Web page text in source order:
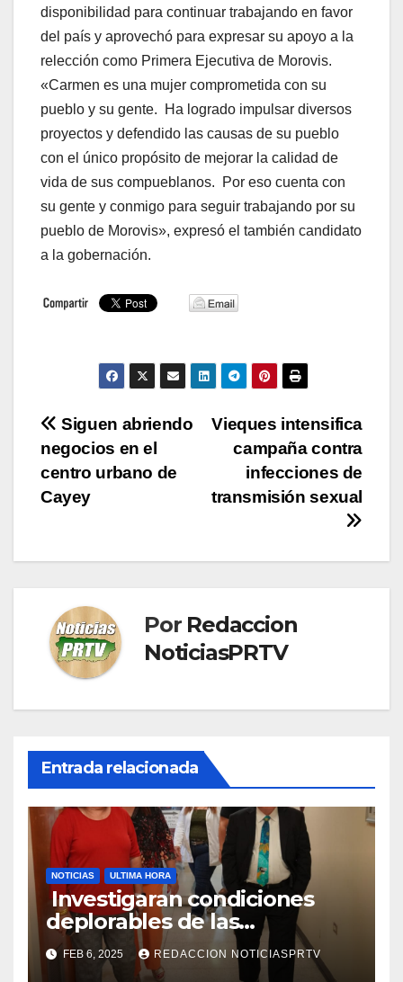
disponibilidad para continuar trabajando en favor
del país y aprovechó para expresar su apoyo a la
relección como Primera Ejecutiva de Morovis.
«Carmen es una mujer comprometida con su
pueblo y su gente. Ha logrado impulsar diversos
proyectos y defendido las causas de su pueblo
con el único propósito de mejorar la calidad de
vida de sus compueblanos. Por eso cuenta con
su gente y conmigo para seguir trabajando por su
pueblo de Morovis», expresó el también candidato
a la gobernación.
Navegación
de
entradas
Vieques intensifica
campaña contra
infecciones de
transmisión sexual
Siguen abriendo
negocios en el
centro urbano de
Cayey
Por Redaccion
NoticiasPRTV
Entrada relacionada
NOTICIAS ULTIMA HORA
Investigaran condiciones
deplorables de las
facilidades el Departamento
de la Salud en Mayagüez
FEB 6, 2025 REDACCION NOTICIASPRTV